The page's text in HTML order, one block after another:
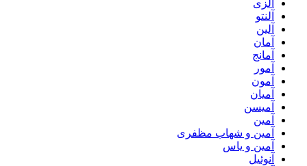
آلزی
آلنتو
آلین
آمان
آمانج
آمور
آمون
آمیان
آمیسن
آمین
آمین و شهاب مظفری
آمین و یاس
آنوئیل